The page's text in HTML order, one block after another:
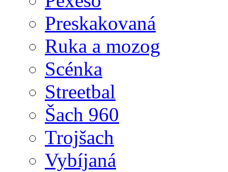
Preskakovaná
Ruka a mozog
Scénka
Streetbal
Šach 960
Trojšach
Vybíjaná